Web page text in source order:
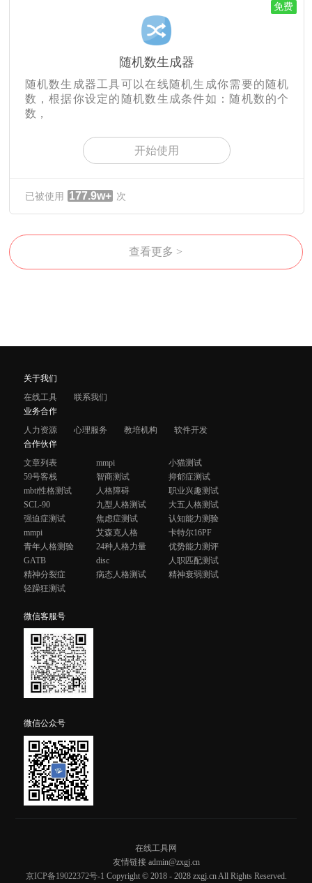
免费
随机数生成器
随机数生成器工具可以在线随机生成你需要的随机
数，根据你设定的随机数生成条件如：随机数的个
数，
开始使用
已被使用 177.9w+ 次
查看更多 >
关于我们
在线工具
联系我们
业务合作
人力资源
心理服务 教培机构
软件开发
合作伙伴
文章列表
mmpi
小猫测试
59号客栈
智商测试
抑郁症测试
mbti性格测试
人格障碍
职业兴趣测试
SCL-90
九型人格测试
大五人格测试
强迫症测试
焦虑症测试
认知能力测验
mmpi
艾森克人格
卡特尔16PF
青年人格测验
24种人格力量
优势能力测评
GATB
disc
人职匹配测试
精神分裂症
病态人格测试
精神衰弱测试
轻躁狂测试
微信客服号
微信公众号
在线工具网
友情链接 admin@zxgj.cn
京ICP备19022372号-1 Copyright © 2018 - 2028 zxgj.cn All Rights Reserved.